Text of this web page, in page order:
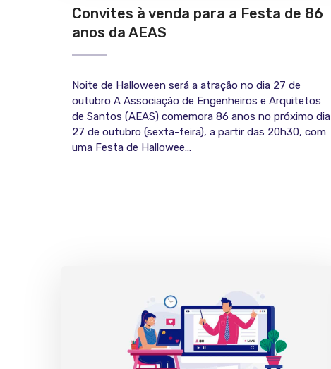
Convites à venda para a Festa de 86
anos da AEAS
Noite de Halloween será a atração no dia 27 de
outubro A Associação de Engenheiros e Arquitetos
de Santos (AEAS) comemora 86 anos no próximo dia
27 de outubro (sexta-feira), a partir das 20h30, com
uma Festa de Hallowee...